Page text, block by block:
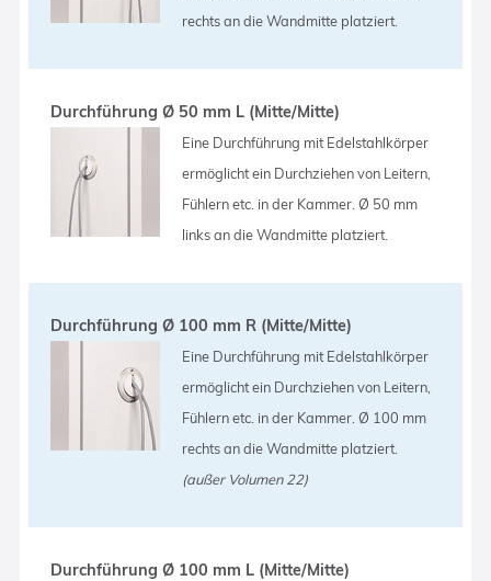
rechts an die Wandmitte platziert.
Durchführung Ø 50 mm L (Mitte/Mitte)
Eine Durchführung mit Edelstahlkörper
ermöglicht ein Durchziehen von Leitern,
Fühlern etc. in der Kammer. Ø 50 mm
links an die Wandmitte platziert.
Durchführung Ø 100 mm R (Mitte/Mitte)
Eine Durchführung mit Edelstahlkörper
ermöglicht ein Durchziehen von Leitern,
Fühlern etc. in der Kammer. Ø 100 mm
rechts an die Wandmitte platziert.
(außer Volumen 22)
Durchführung Ø 100 mm L (Mitte/Mitte)